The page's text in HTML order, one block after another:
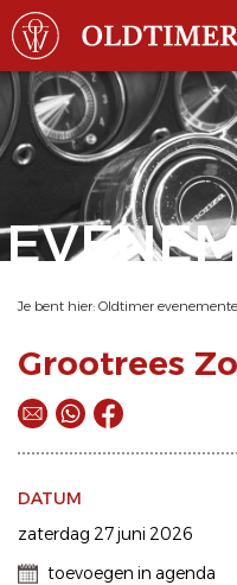
Je bent hier: Oldtimer
Grootrees
DATUM
zaterdag 27 juni 2026
toevoegen in agenda